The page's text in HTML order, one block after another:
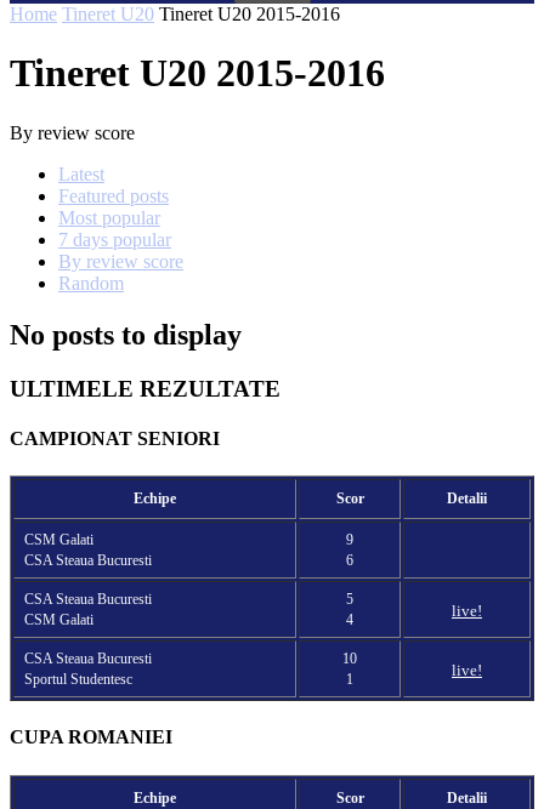
Home Tineret U20 Tineret U20 2015-2016
Tineret U20 2015-2016
By review score
Latest
Featured posts
Most popular
7 days popular
By review score
Random
No posts to display
ULTIMELE REZULTATE
CAMPIONAT SENIORI
Echipe Scor Detalii
CSM Galati
CSA Steaua Bucuresti
9
6
CSA Steaua Bucuresti
CSM Galati
5
4
live!
CSA Steaua Bucuresti
Sportul Studentesc
10
1
live!
CUPA ROMANIEI
Echipe Scor Detalii